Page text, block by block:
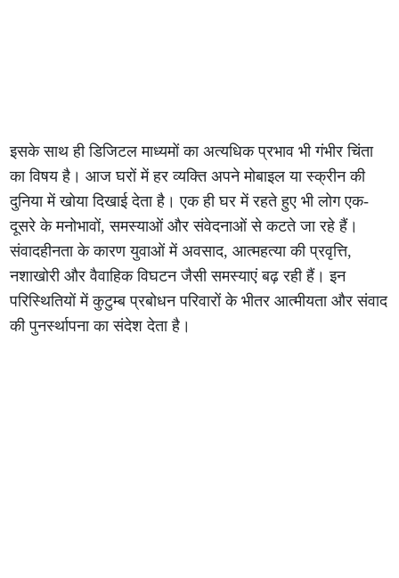
इसके साथ ही डिजिटल माध्यमों का अत्यधिक प्रभाव भी गंभीर चिंता
का विषय है। आज घरों में हर व्यक्ति अपने मोबाइल या स्क्रीन की
दुनिया में खोया दिखाई देता है। एक ही घर में रहते हुए भी लोग एक-
दूसरे के मनोभावों, समस्याओं और संवेदनाओं से कटते जा रहे हैं।
संवादहीनता के कारण युवाओं में अवसाद, आत्महत्या की प्रवृत्ति,
नशाखोरी और वैवाहिक विघटन जैसी समस्याएं बढ़ रही हैं। इन
परिस्थितियों में कुटुम्ब प्रबोधन परिवारों के भीतर आत्मीयता और संवाद
की पुनर्स्थापना का संदेश देता है।